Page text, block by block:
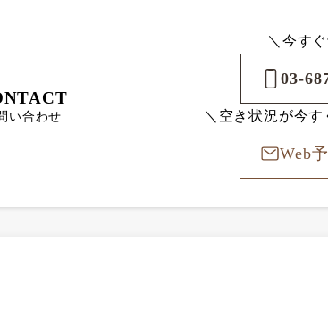
い合わせ
＼今す
03-
＼空き状況が今す
Web